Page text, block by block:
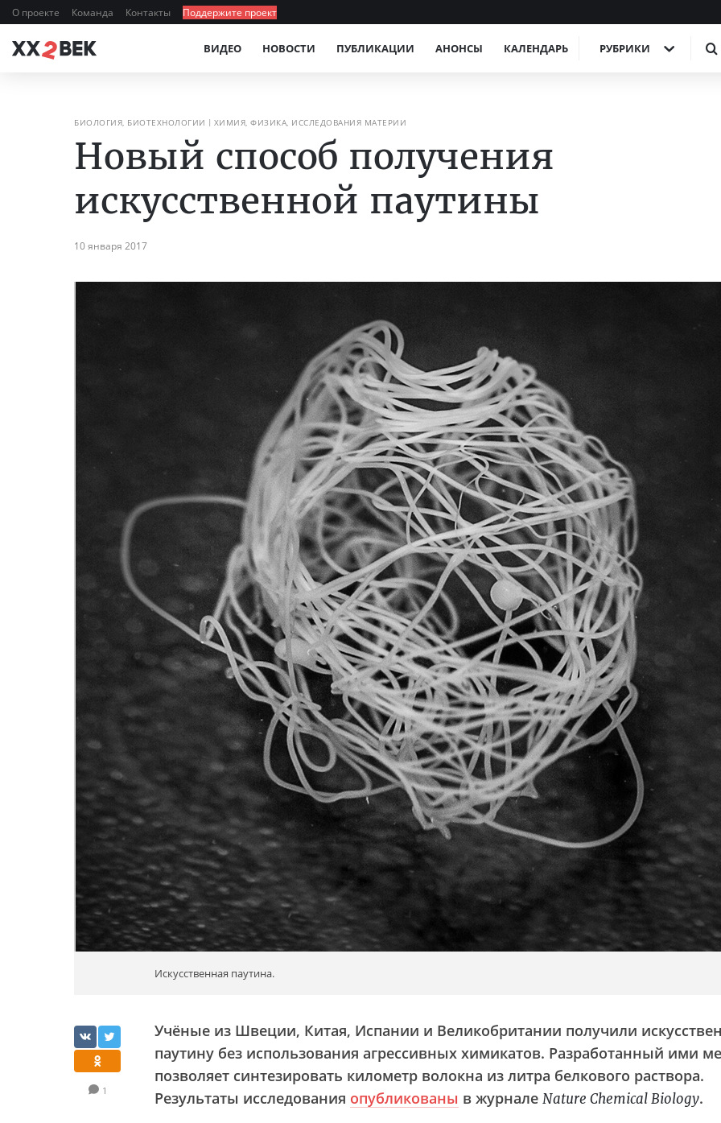
О проекте Команда Контакты Поддержите проект
ВИДЕО НОВОСТИ ПУБЛИКАЦИИ АНОНСЫ КАЛЕНДАРЬ РУБРИКИ
БИОЛОГИЯ, БИОТЕХНОЛОГИИ ХИМИЯ, ФИЗИКА, ИССЛЕДОВАНИЯ МАТЕРИИ
Новый способ получения
искусственной паутины
10 января 2017
Искусственная паутина.
1
Учёные из Швеции, Китая, Испании и Великобритании получили
паутину без использования агрессивных химикатов. Разработанный ими
позволяет синтезировать километр волокна из литра белкового раствора.
Результаты исследования опубликованы в журнале Nature Chemical Biology.